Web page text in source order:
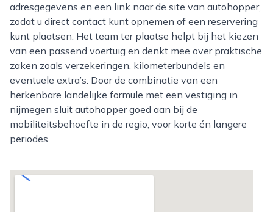
adresgegevens en een link naar de site van autohopper,
zodat u direct contact kunt opnemen of een reservering
kunt plaatsen. Het team ter plaatse helpt bij het kiezen
van een passend voertuig en denkt mee over praktische
zaken zoals verzekeringen, kilometerbundels en
eventuele extra’s. Door de combinatie van een
herkenbare landelijke formule met een vestiging in
nijmegen sluit autohopper goed aan bij de
mobiliteitsbehoefte in de regio, voor korte én langere
periodes.